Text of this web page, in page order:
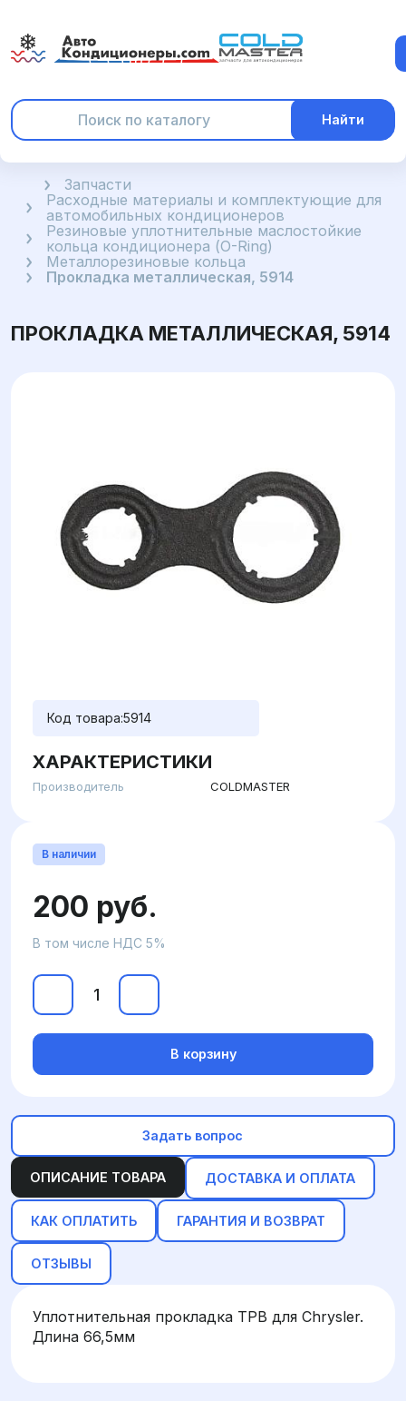
Найти
ГлавнаяЗапчасти
Расходные материалы и комплектующие для
автомобильных кондиционеров
Резиновые уплотнительные маслостойкие
кольца кондиционера (O-Ring)
Металлорезиновые кольца
Прокладка металлическая, 5914
ПРОКЛАДКА МЕТАЛЛИЧЕСКАЯ, 5914
Код товара:5914
ХАРАКТЕРИСТИКИ
Производитель COLDMASTER
ОПИСАНИЕ ТОВАРА ДОСТАВКА И ОПЛАТА
КАК ОПЛАТИТЬ ГАРАНТИЯ И ВОЗВРАТ
ОТЗЫВЫ
Уплотнительная прокладка ТРВ для Chrysler.
Длина 66,5мм
В наличии
200 руб.
В том числе НДС 5%
В корзину
Задать вопрос